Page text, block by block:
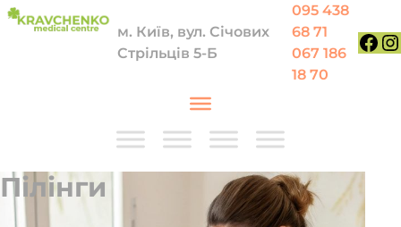
Перейти до вмісту
м. Київ, вул. Січових
Стрільців 5-Б
095 438
68 71
067 186
18 70
Пілінги